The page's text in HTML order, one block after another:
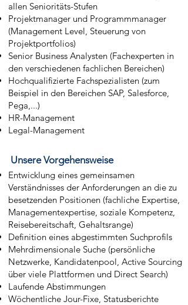
allen Senioritäts-Stufen
Projektmanager und Programmmanager
(Management Level, Steuerung von
Projektportfolios)
Senior Business Analysten (Fachexperten in
den verschiedenen fachlichen Bereichen)
Hochqualifizierte Fachspezialisten (zum
Beispiel in den Bereichen SAP, Salesforce,
Pega,...)
HR-Management
Legal-Management
Unsere Vorgehensweise
Entwicklung eines gemeinsamen
Verständnisses der Anforderungen an die zu
besetzenden Positionen (fachliche Expertise,
Managementexpertise, soziale Kompetenz,
Reisebereitschaft, Gehaltsrange)
Definition eines abgestimmten Suchprofils
Mehrdimensionale Suche (persönliche
Netzwerke, Kandidatenpool, Active Sourcing
über viele Plattformen und Direct Search)
Laufende Abstimmungen
Wöchentliche Jour-Fixe, Statusberichte